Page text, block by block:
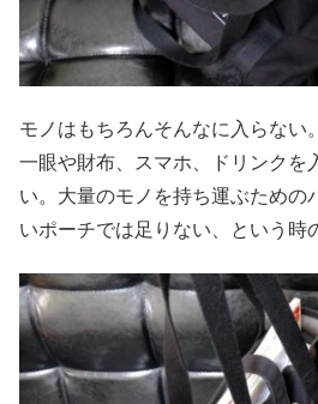
モノはもちろんそんなに入らない
一眼や財布、スマホ、ドリンクを
い。大量のモノを持ち運ぶための
いポーチでは足りない、という時